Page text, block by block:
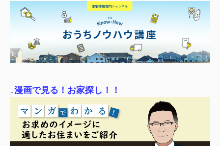
↓漫画で見る！お家探し！！